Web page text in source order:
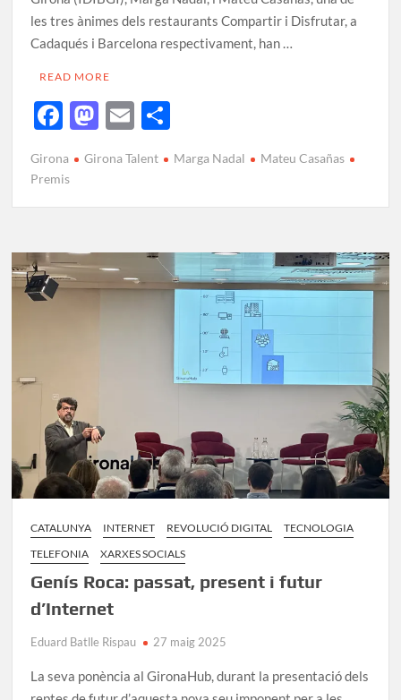
les tres ànimes dels restaurants Compartir i Disfrutar, a
Cadaqués i Barcelona respectivament, han …
READ MORE
F
e
b
o
k
M
to
d
n
E
ail m
p
te
ix
Girona Girona Talent Marga Nadal
Mateu Casañas
Premis
CATALUNYA INTERNET REVOLUCIÓ DIGITAL
TECNOLOGIA
TELEFONIA
XARXES SOCIALS
Genís Roca: passat, present i futur
d’Internet
Eduard Batlle Rispau 27 maig 2025
La seva ponència al GironaHub, durant la presentació dels